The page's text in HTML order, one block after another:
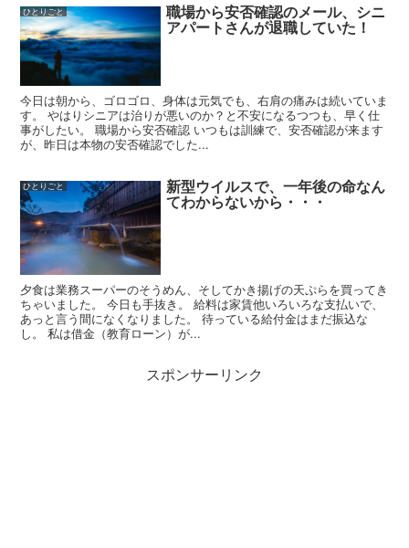
ひとりごと 職場から安否確認のメール、シニ
アパートさんが退職していた！
今日は朝から、ゴロゴロ、身体は元気でも、右肩の痛みは続いていま
す。 やはりシニアは治りが悪いのか？と不安になるつつも、早く仕
事がしたい。 職場から安否確認 いつもは訓練で、安否確認が来ます
が、昨日は本物の安否確認でした...
ひとりごと 新型ウイルスで、一年後の命なん
てわからないから・・・
夕食は業務スーパーのそうめん、そしてかき揚げの天ぷらを買ってき
ちゃいました。 今日も手抜き。 給料は家賃他いろいろな支払いで、
あっと言う間になくなりました。 待っている給付金はまだ振込な
し。 私は借金（教育ローン）が...
スポンサーリンク